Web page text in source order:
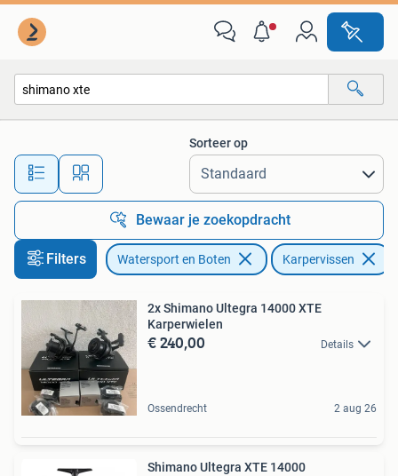
Alle afstanden…
Sorteer op
Bewaar je zoekopdracht
Filters Watersport en Boten Karpervissen
2x Shimano Ultegra 14000 XTE
Karperwielen
€ 240,00 Details
Ossendrecht 2 aug 26
Shimano Ultegra XTE 14000